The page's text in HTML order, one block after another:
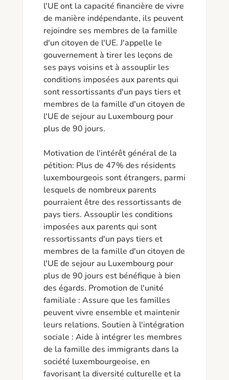
l'UE ont la capacité financière de vivre
de manière indépendante, ils peuvent
rejoindre ses membres de la famille
d'un citoyen de l'UE. J'appelle le
gouvernement à tirer les leçons de
ses pays voisins et à assouplir les
conditions imposées aux parents qui
sont ressortissants d'un pays tiers et
membres de la famille d'un citoyen de
l'UE de sejour au Luxembourg pour
plus de 90 jours.
Motivation de l'intérêt général de la
pétition: Plus de 47% des résidents
luxembourgeois sont étrangers, parmi
lesquels de nombreux parents
pourraient être des ressortissants de
pays tiers. Assouplir les conditions
imposées aux parents qui sont
ressortissants d'un pays tiers et
membres de la famille d'un citoyen de
l'UE de sejour au Luxembourg pour
plus de 90 jours est bénéfique à bien
des égards. Promotion de l'unité
familiale : Assure que les familles
peuvent vivre ensemble et maintenir
leurs relations. Soutien à l'intégration
sociale : Aide à intégrer les membres
de la famille des immigrants dans la
société luxembourgeoise, en
favorisant la diversité culturelle et la